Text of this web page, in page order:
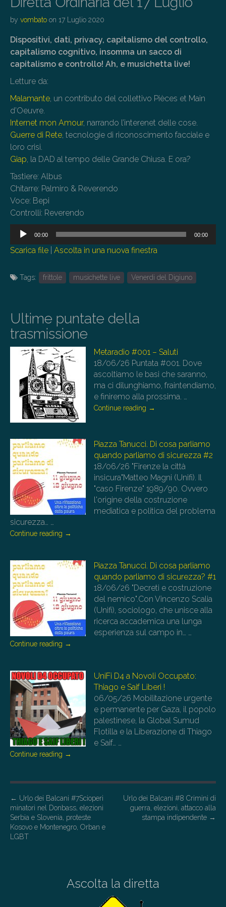
by vombato on 17 Luglio 2020
Dispositivi, dati, privacy, capitalismo del controllo,
capitalismo cognitivo, insomma un sacco di
capitalismo e controllo! Ah, e musichetta live!
Letture da:
Malamante, un contributo del collettivo Pièces et Main
d’Oeuvre.
Internet mon Amour, narrando l’interenet delle cose.
Guerre di Rete, tecnologie di riconoscimento facciale e
loro crisi.
Giap, la DAD al tempo delle Grande Chiusa. E ora?
Tastiere: Albus
Chitarre: Palmiro & Reverendo
Voce: Bepi
Controlli: Reverendo
Audio
00:00 00:00
Scarica file Ascolta in una nuova finestra
Tags: frittole musichette live Venerdi del Digiuno
Ultime puntate della
trasmissione
Metaradio #001 – Saluti
18/06/26 Puntata #001. Dove
ascoltiamo le basi che saranno,
ma ci dilunghiamo, fraintendiamo,
e finiremo alla prossima. …
Continue reading →
Piazza Tanucci. Di cosa parliamo
quando parliamo di sicurezza #2
18/06/26 "Firenze la città
insicura"Matteo Magni (Unifi). Il
"caso Firenze" 1989/90. Ovvero
l'origine della costruzione
mediatica e politica del problema
sicurezza… …
Continue reading →
Piazza Tanucci. Di cosa parliamo
quando parliamo di sicurezza? #1
18/06/26 "Decreti e costruzione
del nemico".Con Vincenzo Scalia
(Unifi), sociologo, che unisce alla
ricerca accademica una lunga
esperienza sul campo in… …
Continue reading →
UniFi D4 a Novoli Occupato:
Thiago e Saif Liberi !
06/05/26 Mobilitazione urgente
e permanente per Gaza, il popolo
palestinese, la Global Sumud
Flotilla e la Liberazione di Thiago
e Saif… …
Continue reading →
P
o
s
t
← Urlo dei Balcani #7Scioperi
minatori nel Donbass, elezioni
Serbia e Slovenia, proteste
Kosovo e Montenegro, Orban e
LGBT
Urlo dei Balcani #8 Crimini di
guerra, elezioni, attacco alla
stampa indipendente →
Ascolta la diretta